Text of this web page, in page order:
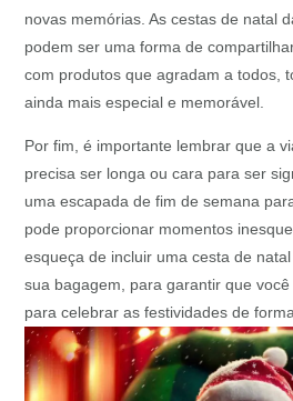
novas memórias. As cestas de natal
podem ser uma forma de
com produtos que agradam a todos,
ainda mais especial e memorável.
Por fim, é importante lembrar que a
precisa ser longa ou cara para ser
uma escapada de fim de semana
pode proporcionar momentos
esqueça de incluir uma cesta de
sua bagagem, para garantir que
para celebrar as festividades de